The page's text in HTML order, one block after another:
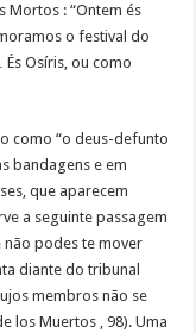
Mortos : “Ontem és
o festival do
Osíris, ou como
como “o deus-defunto
bandagens e em
que aparecem
a seguinte passagem
não podes te mover
diante do tribunal
membros não se
los Muertos , 98). Uma